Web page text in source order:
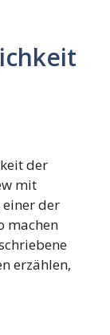
der
mit
der
machen
erzählen,